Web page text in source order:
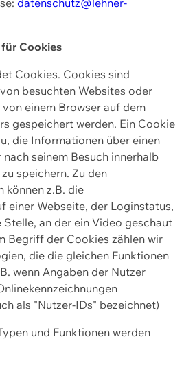
Cookies
Cookies. Cookies sind
besuchten Websites oder
einem Browser auf dem
gespeichert werden. Ein Cookie
die Informationen über einen
seinem Besuch innerhalb
speichern. Zu den
können z.B. die
einer Webseite, der Loginstatus,
an der ein Video geschaut
Begriff der Cookies zählen wir
die die gleichen Funktionen
wenn Angaben der Nutzer
als "Nutzer-IDs" bezeichnet)
und Funktionen werden